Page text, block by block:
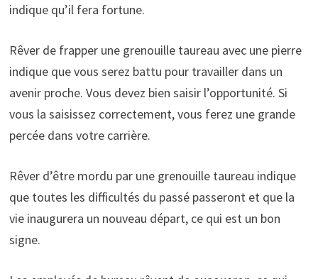
indique qu’il fera fortune.
Rêver de frapper une grenouille taureau avec une pierre
indique que vous serez battu pour travailler dans un
avenir proche. Vous devez bien saisir l’opportunité. Si
vous la saisissez correctement, vous ferez une grande
percée dans votre carrière.
Rêver d’être mordu par une grenouille taureau indique
que toutes les difficultés du passé passeront et que la
vie inaugurera un nouveau départ, ce qui est un bon
signe.